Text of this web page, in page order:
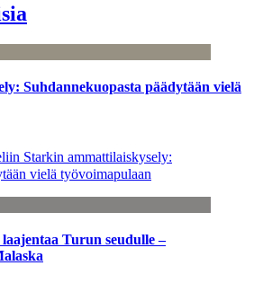
Suhdannekuopasta päädytään vielä
Starkin ammattilaiskysely:
vielä työvoimapulaan
Turun seudulle –